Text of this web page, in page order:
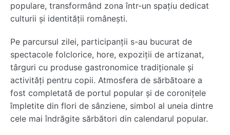
populare, transformând zona într-un spațiu dedicat
culturii și identității românești.
Pe parcursul zilei, participanții s-au bucurat de
spectacole folclorice, hore, expoziții de artizanat,
târguri cu produse gastronomice tradiționale și
activități pentru copii. Atmosfera de sărbătoare a
fost completată de portul popular și de coronițele
împletite din flori de sânziene, simbol al uneia dintre
cele mai îndrăgite sărbători din calendarul popular.